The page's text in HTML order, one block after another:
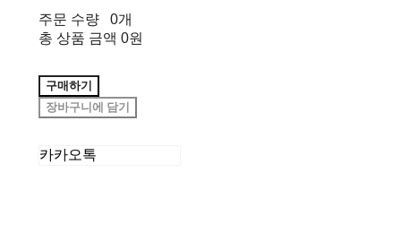
주문 수량
0개
총 상품 금액 0원
구매하기
장바구니에 담기
카카오톡